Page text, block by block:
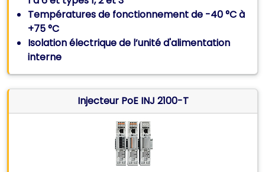
Températures de fonctionnement de -40 °C à
+75 °C
Isolation électrique de l’unité d'alimentation
interne
Injecteur PoE INJ 2100-T